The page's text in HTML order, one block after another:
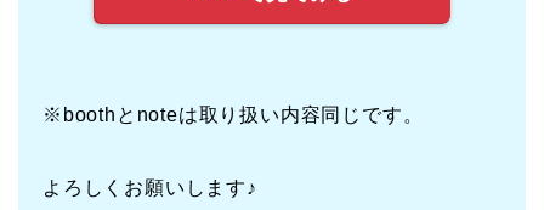
※boothとnoteは取り扱い内容同じです。
よろしくお願いします♪